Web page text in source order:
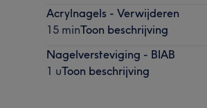
Acrylnagels - Verwijderen
15 minToon beschrijving
Nagelversteviging - BIAB
1 uToon beschrijving